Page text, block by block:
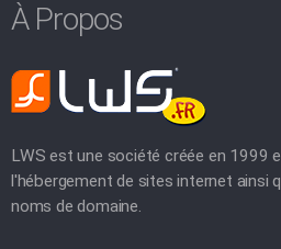
À Propos
LWS est une société créée en 1999
l'hébergement de sites internet ainsi
noms de domaine.